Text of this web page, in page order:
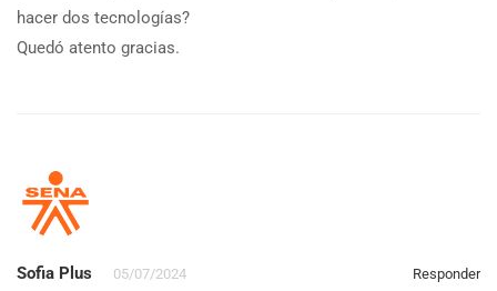
hacer dos tecnologías?
Quedó atento gracias.
Sofia Plus 05/07/2024 Responder